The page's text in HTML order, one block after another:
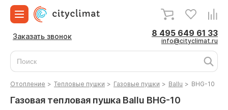
Заказать звонок 8 495 649 61 33
info@cityclimat.ru
Отопление > Тепловые пушки > Газовые пушки > Ballu > BHG-10
Газовая тепловая пушка Ballu BHG-10